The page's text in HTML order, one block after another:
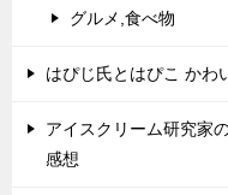
グルメ,食べ物
はぴじ氏とはぴこ かわ
アイスクリーム研究家
感想